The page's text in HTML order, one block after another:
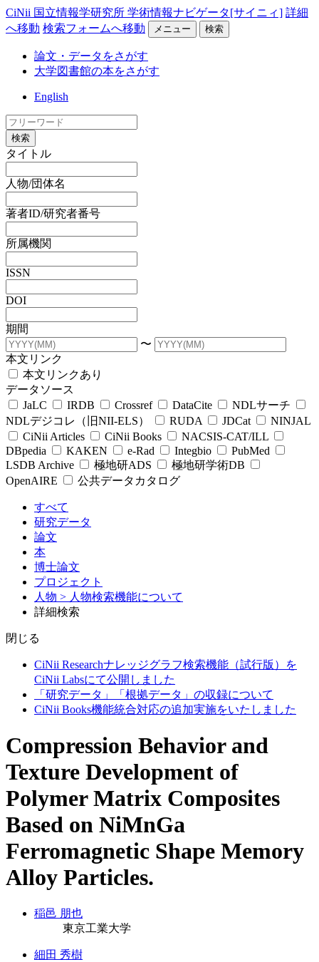
CiNii 国立情報学研究所 学術情報ナビゲータ[サイニィ] 詳細
へ移動 検索フォームへ移動 メニュー 検索
論文・データをさがす
大学図書館の本をさがす
English
検索
タイトル
人物/団体名
著者ID/研究者番号
所属機関
ISSN
DOI
期間
〜
本文リンク
本文リンクあり
データソース
JaLC
IRDB Crossref DataCite
NDLサーチ
NDLデジコレ（旧NII-ELS）
RUDA JDCat
NINJAL
CiNii Articles
CiNii Books
NACSIS-CAT/ILL
DBpedia
KAKEN e-Rad Integbio
PubMed
LSDB Archive
極地研ADS
極地研学術DB
OpenAIRE
公共データカタログ
すべて
研究データ
論文
本
博士論文
プロジェクト
人物 > 人物検索機能について
詳細検索
閉じる
CiNii Researchナレッジグラフ検索機能（試行版）を
CiNii Labsにて公開しました
「研究データ」「根拠データ」の収録について
CiNii Books機能統合対応の追加実施をいたしました
Compression Behavior and
Texture Development of
Polymer Matrix Composites
Based on NiMnGa
Ferromagnetic Shape Memory
Alloy Particles.
稲邑 朋也
東京工業大学
細田 秀樹